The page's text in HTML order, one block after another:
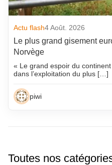
Actu flash4 Août. 2026
Le plus grand gisement
Norvège
« Le grand espoir du
dans l’exploitation du plus […]
piwi
Toutes nos